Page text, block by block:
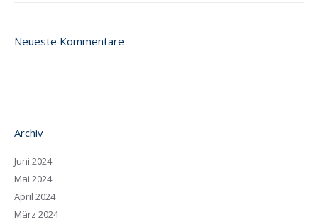
Neueste Kommentare
Archiv
Juni 2024
Mai 2024
April 2024
März 2024